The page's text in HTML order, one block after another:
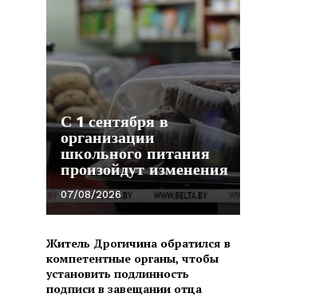
С 1 сентября в
организации
школьного питания
произойдут изменения
07/08/2026
Житель Дрогичина обратился в
компетентные органы, чтобы
установить подлинность
подписи в завещании отца